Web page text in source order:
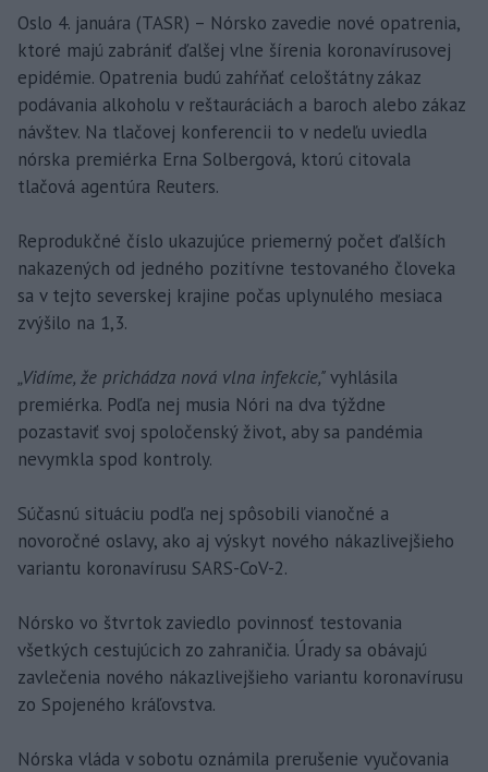
Oslo 4. januára (TASR) – Nórsko zavedie nové opatrenia,
ktoré majú zabrániť ďalšej vlne šírenia koronavírusovej
epidémie. Opatrenia budú zahŕňať celoštátny zákaz
podávania alkoholu v reštauráciách a baroch alebo zákaz
návštev. Na tlačovej konferencii to v nedeľu uviedla
nórska premiérka Erna Solbergová, ktorú citovala
tlačová agentúra Reuters.
Reprodukčné číslo ukazujúce priemerný počet ďalších
nakazených od jedného pozitívne testovaného človeka
sa v tejto severskej krajine počas uplynulého mesiaca
zvýšilo na 1,3.
„Vidíme, že prichádza nová vlna infekcie,"vyhlásila
premiérka. Podľa nej musia Nóri na dva týždne
pozastaviť svoj spoločenský život, aby sa pandémia
nevymkla spod kontroly.
Súčasnú situáciu podľa nej spôsobili vianočné a
novoročné oslavy, ako aj výskyt nového nákazlivejšieho
variantu koronavírusu SARS-CoV-2.
Nórsko vo štvrtok zaviedlo povinnosť testovania
všetkých cestujúcich zo zahraničia. Úrady sa obávajú
zavlečenia nového nákazlivejšieho variantu koronavírusu
zo Spojeného kráľovstva.
Nórska vláda v sobotu oznámila prerušenie vyučovania